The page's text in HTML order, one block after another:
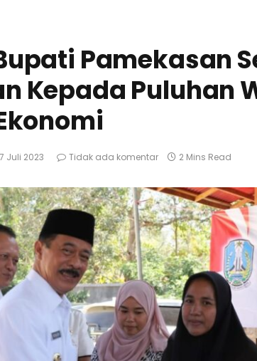
Pamekasan
Kepada Puluhan
Juli 2023 Tidak ada komentar 2 Mins Read